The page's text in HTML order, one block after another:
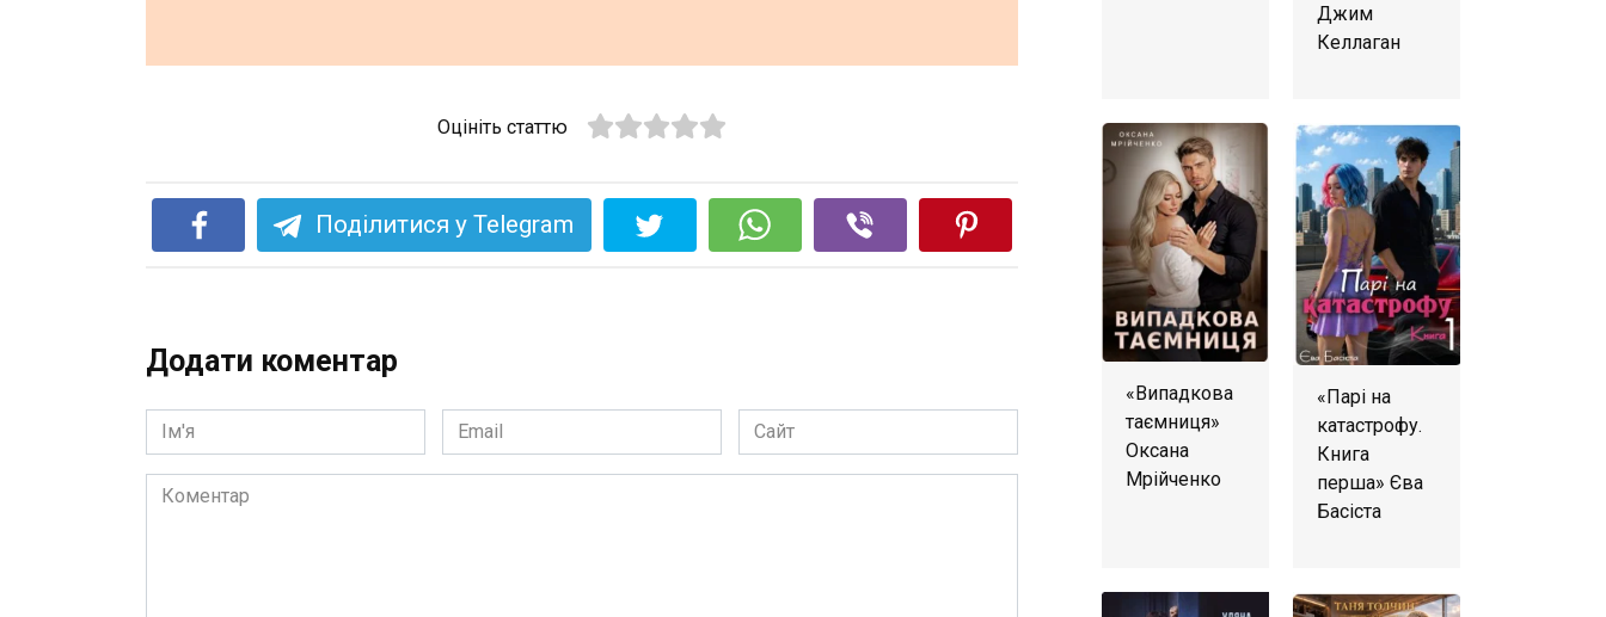
Оцініть статтю
Поділитися у Telegram
Додати коментар
Ім'я
*
Email
*
Сайт
Коментар
Джим
Келлаган
«Випадкова
таємниця»
Оксана
Мрійченко
«Парі на
катастрофу.
Книга
перша» Єва
Басіста